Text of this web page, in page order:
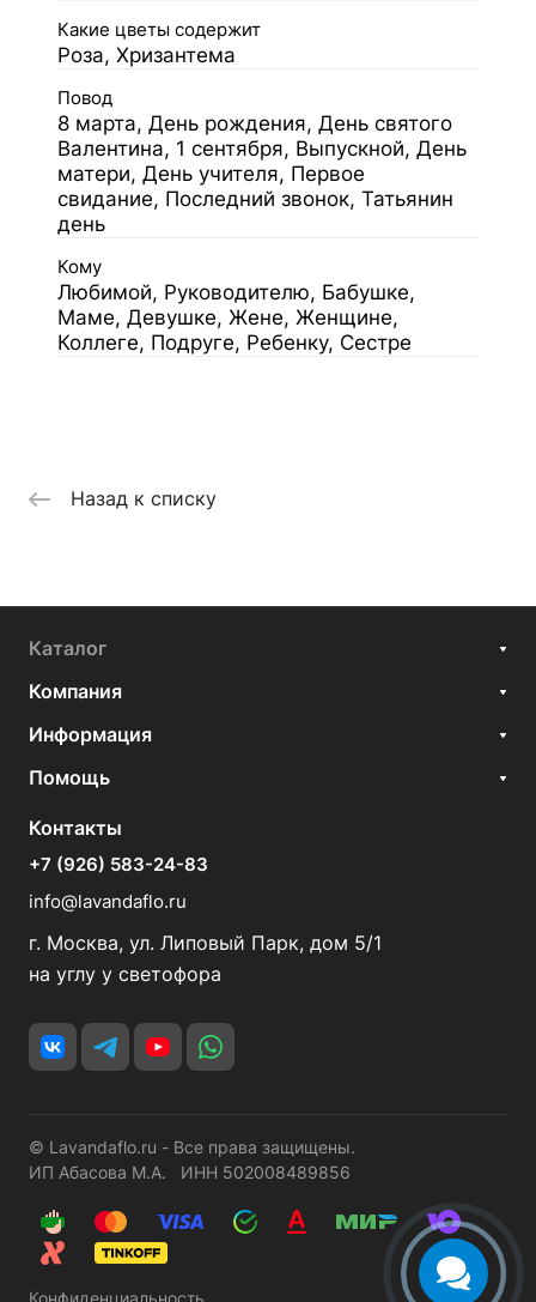
Какие цветы содержит
Роза, Хризантема
Повод
8 марта, День рождения, День святого
Валентина, 1 сентября, Выпускной, День
матери, День учителя, Первое
свидание, Последний звонок, Татьянин
день
Кому
Любимой, Руководителю, Бабушке,
Маме, Девушке, Жене, Женщине,
Коллеге, Подруге, Ребенку, Сестре
Назад к списку
Каталог
Компания
Информация
Помощь
Контакты
+7 (926) 583-24-83
info@lavandaflo.ru
г. Москва, ул. Липовый Парк, дом 5/1
на углу у светофора
© Lavandaflo.ru - Все права защищены.
ИП Абасова М.А. ИНН 502008489856